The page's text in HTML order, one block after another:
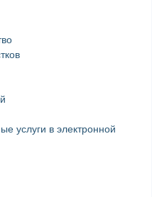
услуги в электронной